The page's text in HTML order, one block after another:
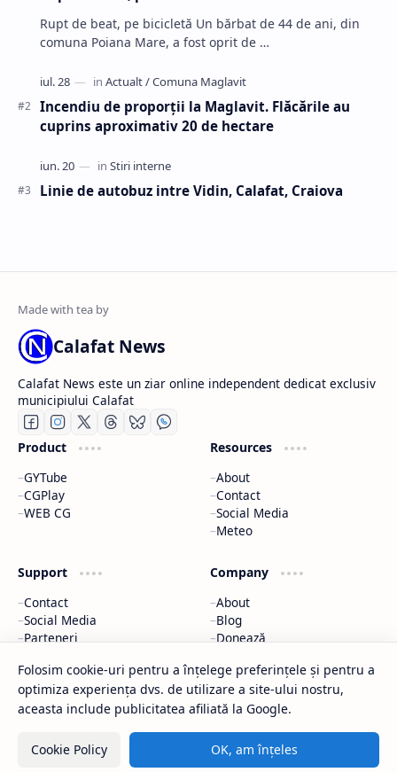
Rupt de beat, pe bicicletă Un bărbat de 44 de ani, din
comuna Poiana Mare, a fost oprit de …
Incendiu de proporții la Maglavit. Flăcările au
cuprins aproximativ 20 de hectare
Linie de autobuz intre Vidin, Calafat, Craiova
Calafat News
Calafat News este un ziar online independent dedicat exclusiv
municipiului Calafat
Product
GYTube
CGPlay
WEB CG
Resources
About
Contact
Social Media
Meteo
Support
Contact
Social Media
Parteneri
Company
About
Blog
Donează
© 2026‧ Calafat News ‧ All rights reserved.
Folosim cookie-uri pentru a înțelege preferințele și pentru a
optimiza experiența dvs. de utilizare a site-ului nostru,
aceasta include publicitatea afiliată la Google.
Cookie Policy OK, am înțeles